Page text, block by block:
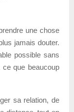
une chose
jamais douter.
possible sans
ce que beaucoup
sa relation, de